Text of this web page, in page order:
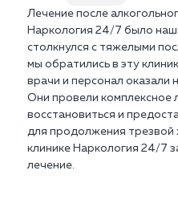
Лечение после
Наркология 24/7 было
столкнулся с тяжелыми
мы обратились в эту
врачи и персонал
Они провели комплексное
восстановиться и
для продолжения
клинике Наркология 24/7
лечение.